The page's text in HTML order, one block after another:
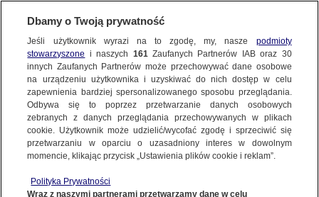
NAJNOWSZE
ZOBACZ FAKTY
FAKTY PO FAKTACH
Dzień dobry!
Jedno konto do wszystkich usług
Dbamy o Twoją prywatność
Jeśli użytkownik wyrazi na to zgodę, my, nasze podmioty
stowarzyszone i naszych 161Zaufanych Partnerów IAB oraz 30
innych Zaufanych Partnerów może przechowywać dane osobowe
na urządzeniu użytkownika i uzyskiwać do nich dostęp w celu
zapewnienia bardziej spersonalizowanego sposobu przeglądania.
Odbywa się to poprzez przetwarzanie danych osobowych
zebranych z danych przeglądania przechowywanych w plikach
cookie. Użytkownik może udzielić/wycofać zgodę i sprzeciwić się
przetwarzaniu w oparciu o uzasadniony interes w dowolnym
momencie, klikając przycisk „Ustawienia plików cookie i reklam”.
Polityka Prywatności
Wraz z naszymi partnerami przetwarzamy dane w celu